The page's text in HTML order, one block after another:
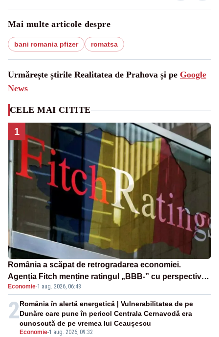
Mai multe articole despre
bani romania pfizer romatsa
Urmărește știrile Realitatea de Prahova și pe Google
News
CELE MAI CITITE
1
România a scăpat de retrogradarea economiei.
Agenția Fitch menține ratingul „BBB-” cu perspectivă
negativă
Economie·1 aug. 2026, 06:48
2
Economie-1 aug. 2026, 09:32
România în alertă energetică | Vulnerabilitatea de pe
Dunăre care pune în pericol Centrala Cernavodă era
cunoscută de pe vremea lui Ceaușescu